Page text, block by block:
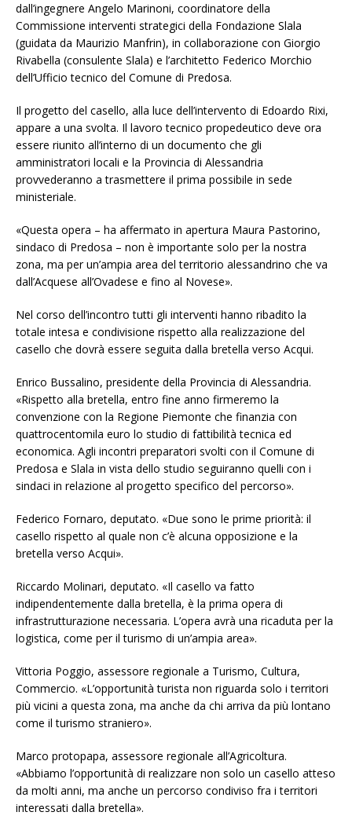
dall’ingegnere Angelo Marinoni, coordinatore della
Commissione interventi strategici della Fondazione Slala
(guidata da Maurizio Manfrin), in collaborazione con Giorgio
Rivabella (consulente Slala) e l’architetto Federico Morchio
dell’Ufficio tecnico del Comune di Predosa.
Il progetto del casello, alla luce dell’intervento di Edoardo Rixi,
appare a una svolta. Il lavoro tecnico propedeutico deve ora
essere riunito all’interno di un documento che gli
amministratori locali e la Provincia di Alessandria
provvederanno a trasmettere il prima possibile in sede
ministeriale.
«Questa opera – ha affermato in apertura Maura Pastorino,
sindaco di Predosa – non è importante solo per la nostra
zona, ma per un’ampia area del territorio alessandrino che va
dall’Acquese all’Ovadese e fino al Novese».
Nel corso dell’incontro tutti gli interventi hanno ribadito la
totale intesa e condivisione rispetto alla realizzazione del
casello che dovrà essere seguita dalla bretella verso Acqui.
Enrico Bussalino, presidente della Provincia di Alessandria.
«Rispetto alla bretella, entro fine anno firmeremo la
convenzione con la Regione Piemonte che finanzia con
quattrocentomila euro lo studio di fattibilità tecnica ed
economica. Agli incontri preparatori svolti con il Comune di
Predosa e Slala in vista dello studio seguiranno quelli con i
sindaci in relazione al progetto specifico del percorso».
Federico Fornaro, deputato. «Due sono le prime priorità: il
casello rispetto al quale non c’è alcuna opposizione e la
bretella verso Acqui».
Riccardo Molinari, deputato. «Il casello va fatto
indipendentemente dalla bretella, è la prima opera di
infrastrutturazione necessaria. L’opera avrà una ricaduta per la
logistica, come per il turismo di un’ampia area».
Vittoria Poggio, assessore regionale a Turismo, Cultura,
Commercio. «L’opportunità turista non riguarda solo i territori
più vicini a questa zona, ma anche da chi arriva da più lontano
come il turismo straniero».
Marco protopapa, assessore regionale all’Agricoltura.
«Abbiamo l’opportunità di realizzare non solo un casello atteso
da molti anni, ma anche un percorso condiviso fra i territori
interessati dalla bretella».